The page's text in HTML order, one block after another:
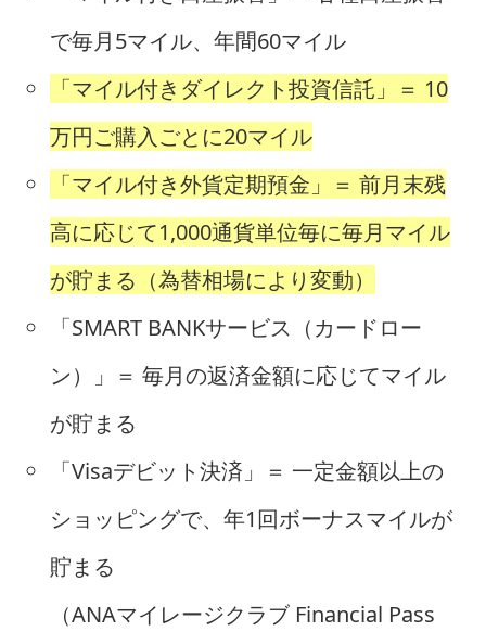
で毎月5マイル、年間60マイル
「マイル付きダイレクト投資信託」＝ 10
万円ご購入ごとに20マイル
「マイル付き外貨定期預金」＝ 前月末残
高に応じて1,000通貨単位毎に毎月マイル
が貯まる（為替相場により変動）
「SMART BANKサービス（カードロー
ン）」＝ 毎月の返済金額に応じてマイル
が貯まる
「Visaデビット決済」＝ 一定金額以上の
ショッピングで、年1回ボーナスマイルが
貯まる
（ANAマイレージクラブ Financial Pass